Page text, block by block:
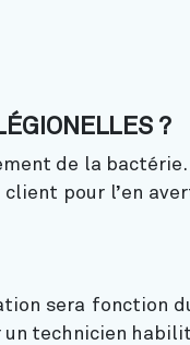
?
de la bactérie.
pour l’en
sera fonction
un technicien